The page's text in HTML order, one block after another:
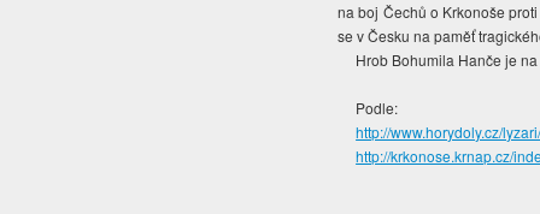
na boj Čechů o Krkonoše
se v Česku na paměť
Hrob Bohumila Hanče je na
Podle:
http://www.horydoly.cz/
http://krkonose.krnap.cz/